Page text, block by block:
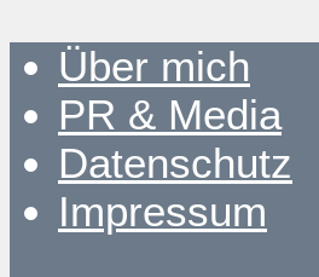
Über mich
PR & Media
Datenschutz
Impressum